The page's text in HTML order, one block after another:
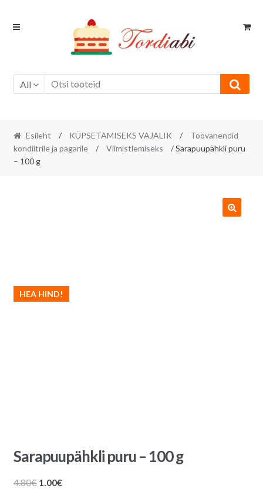
Skip
Skip
All
Esileht / KÜPSETAMISEKS VAJALIK /
Töövahendid
kondiitrile ja pagarile
/ Viimistlemiseks
/ Sarapuupähkli puru
– 100 g
HEA HIND!
Sarapuupähkli puru – 100 g
4.80€ Algne
1.00€Praegune